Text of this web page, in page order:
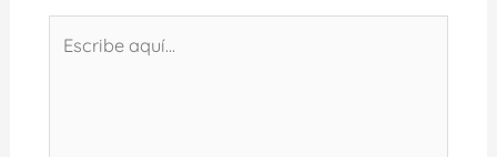
aquí...